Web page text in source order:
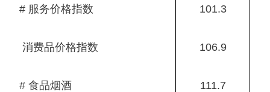
# 服务价格指数 101.3
消费品价格指数 106.9
# 食品烟酒 111.7